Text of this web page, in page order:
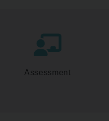
Assessment